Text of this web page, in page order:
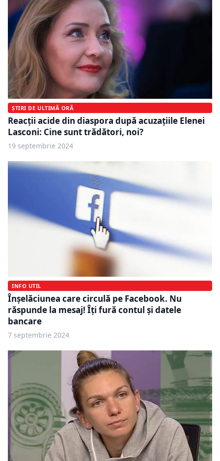
ȘTIRI DE ULTIMĂ ORĂ
Reacții acide din diaspora după acuzațiile Elenei
Lasconi: Cine sunt trădători, noi?
19 septembrie 2024
INFO UTIL
Înșelăciunea care circulă pe Facebook. Nu
răspunde la mesaj! Îți fură contul și datele
bancare
7 septembrie 2024